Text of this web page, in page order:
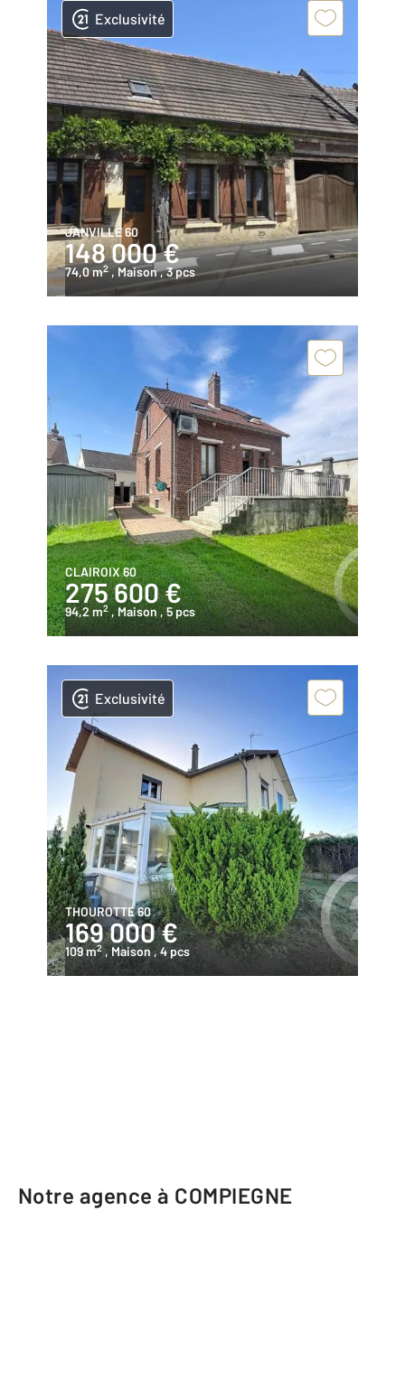
Exclusivité
JANVILLE 60
148 000 €
74,0 m2 , Maison, 3 pcs
CLAIROIX 60
275 600 €
94,2 m2 , Maison , 5 pcs
Exclusivité
THOUROTTE 60
169 000 €
109 m2 , Maison , 4 pcs
Notre agence à COMPIEGNE